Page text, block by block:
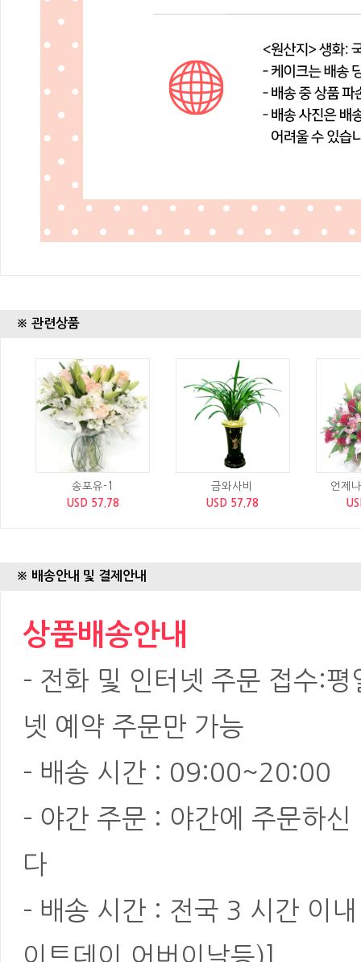
※ 관련상품
송포유-1
USD 57.78
금와사비
USD 57.78
언제
※ 배송안내 및 결제안내
상품배송안내
- 전화 및 인터넷 주문 접수:
넷 예약 주문만 가능
- 배송 시간 : 09:00~20:00
- 야간 주문 : 야간에 주문하
다
- 배송 시간 : 전국 3 시간 이